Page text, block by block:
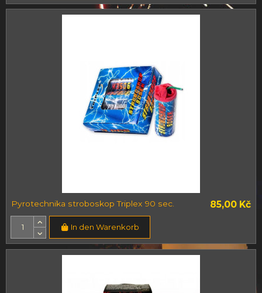
Pyrotechnika stroboskop Triplex 90 sec. 85,00 Kč
In den Warenkorb